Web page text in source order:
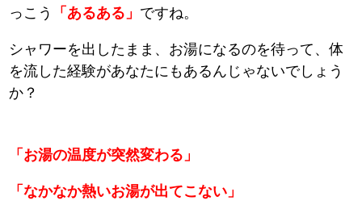
っこう
「あるある」 ですね。
シャワーを出したまま、お湯になるのを待って、体
を流した経験があなたにもあるんじゃないでしょう
か？
「お湯の温度が突然変わる」
「なかなか熱いお湯が出てこない」